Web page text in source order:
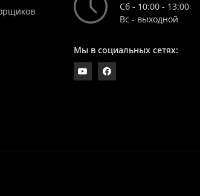
Сб - 10:00 - 13:00
Вс - выходной
Мы в социальных сетях: